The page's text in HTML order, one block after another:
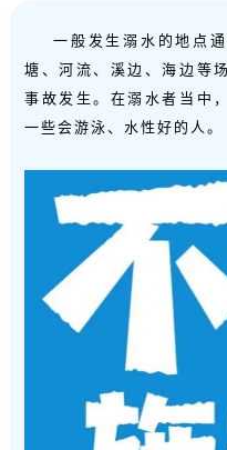
一般发生溺水的地点
塘、河流、溪边、海边等
事故发生。在溺水者当中
一些会游泳、水性好的人。